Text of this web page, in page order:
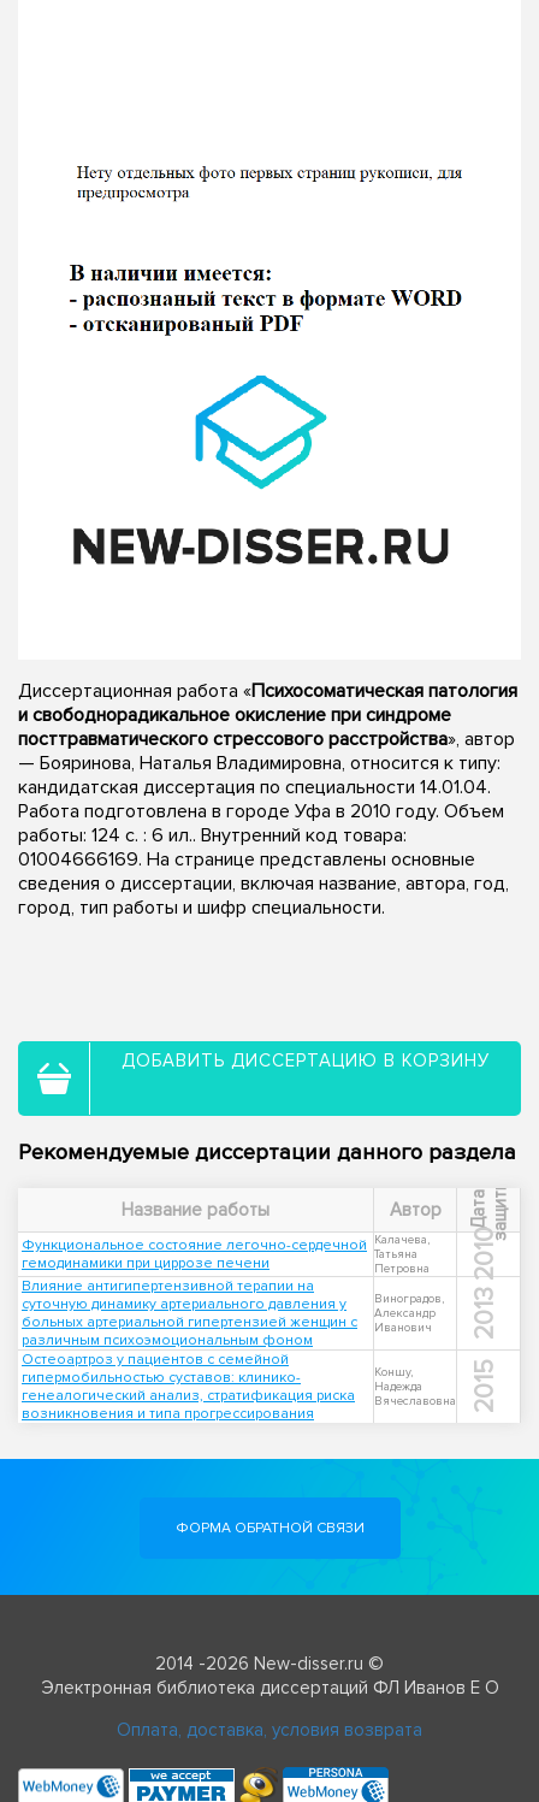
Диссертационная работа «Психосоматическая патология
и свободнорадикальное окисление при синдроме
посттравматического стрессового расстройства», автор
— Бояринова, Наталья Владимировна, относится к типу:
кандидатская диссертация по специальности 14.01.04.
Работа подготовлена в городе Уфа в 2010 году. Объем
работы: 124 с. : 6 ил.. Внутренний код товара:
01004666169. На странице представлены основные
сведения о диссертации, включая название, автора, год,
город, тип работы и шифр специальности.
ДОБАВИТЬ ДИССЕРТАЦИЮ В КОРЗИНУ
Рекомендуемые диссертации данного раздела
Название работы Автор Д
а
т
а
з
а
щ
и
ты
Функциональное состояние легочно-сердечной
гемодинамики при циррозе печени
Калачева,
Татьяна
Петровна
2010
Влияние антигипертензивной терапии на
суточную динамику артериального давления у
больных артериальной гипертензией женщин с
различным психоэмоциональным фоном
Виноградов,
Александр
Иванович
2013
Остеоартроз у пациентов с семейной
гипермобильностью суставов: клинико-
генеалогический анализ, стратификация риска
возникновения и типа прогрессирования
Коншу,
Надежда
Вячеславовна
2015
ФОРМА ОБРАТНОЙ СВЯЗИ
2014 -2026 New-disser.ru ©
Электронная библиотека диссертаций ФЛ Иванов Е О
Оплата, доставка, условия возврата